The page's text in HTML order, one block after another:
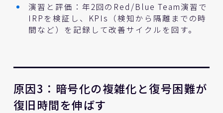
演習と評価：年2回のRed/Blue Team演習で
IRPを検証し、KPIs（検知から隔離までの時
間など）を記録して改善サイクルを回す。
原因3：暗号化の複雑化と復号困難が
復旧時間を伸ばす